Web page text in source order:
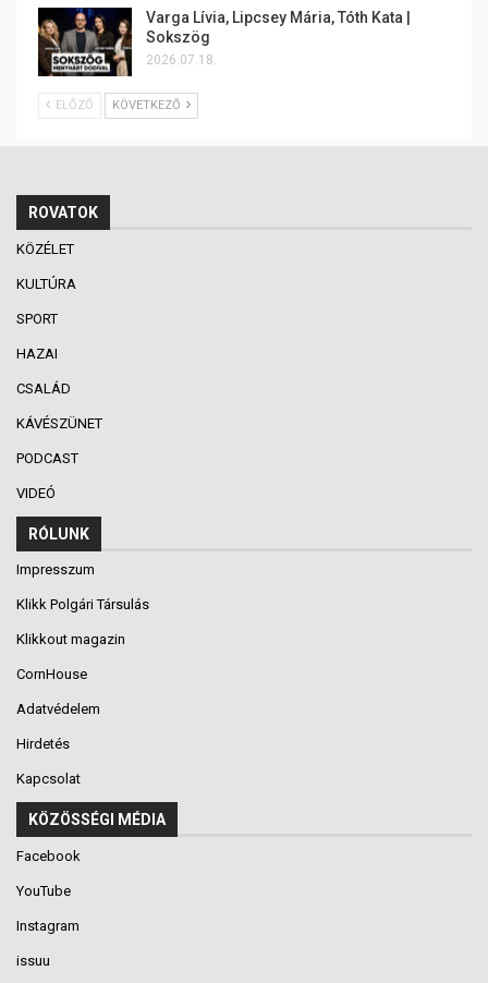
Varga Lívia, Lipcsey Mária, Tóth Kata |
Sokszög
2026.07.18.
ELŐZŐ KÖVETKEZŐ
ROVATOK
KÖZÉLET
KULTÚRA
SPORT
HAZAI
CSALÁD
KÁVÉSZÜNET
PODCAST
VIDEÓ
RÓLUNK
Impresszum
Klikk Polgári Társulás
Klikkout magazin
CornHouse
Adatvédelem
Hirdetés
Kapcsolat
KÖZÖSSÉGI MÉDIA
Facebook
YouTube
Instagram
issuu